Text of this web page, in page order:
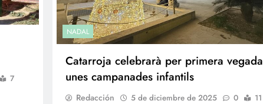
7
NADAL
Catarroja celebrarà per primera vegada
unes campanades infantils
Redacción 5 de diciembre de 2025 0
11